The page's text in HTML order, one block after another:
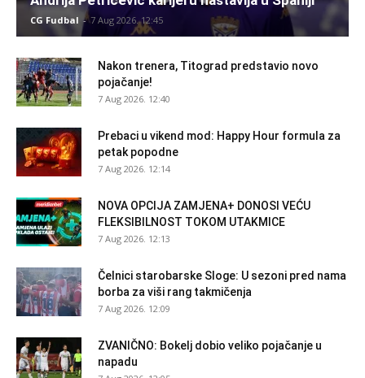
CG Fudbal - 7 Aug 2026. 12:45
Nakon trenera, Titograd predstavio novo
pojačanje!
7 Aug 2026. 12:40
Prebaci u vikend mod: Happy Hour formula za
petak popodne
7 Aug 2026. 12:14
NOVA OPCIJA ZAMJENA+ DONOSI VEĆU
FLEKSIBILNOST TOKOM UTAKMICE
7 Aug 2026. 12:13
Čelnici starobarske Sloge: U sezoni pred nama
borba za viši rang takmičenja
7 Aug 2026. 12:09
ZVANIČNO: Bokelj dobio veliko pojačanje u
napadu